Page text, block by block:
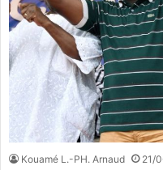
Kouamé L.-PH. Arnaud 21/